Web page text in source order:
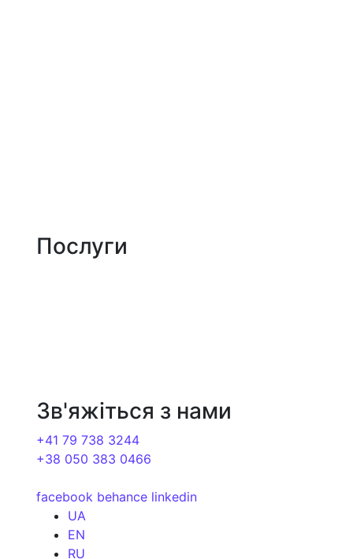
Послуги
Зв'яжіться з нами
+41 79 738 3244
+38 050 383 0466
facebook behance linkedin
UA
EN
RU